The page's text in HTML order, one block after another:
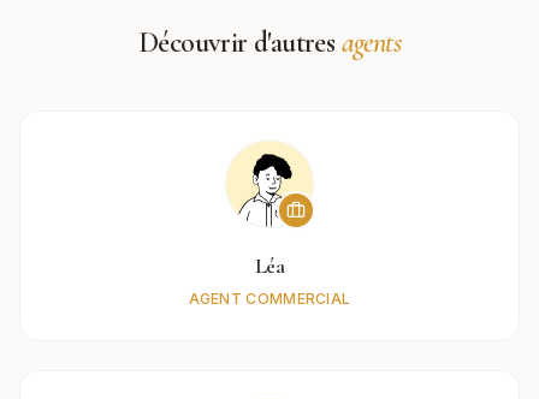
Découvrir d'autres agents
Léa
AGENT COMMERCIAL